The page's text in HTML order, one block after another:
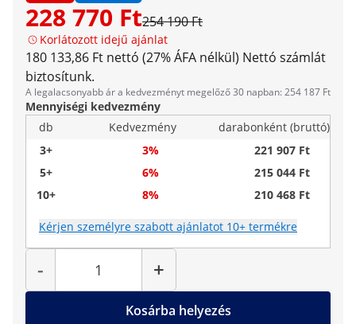
228 770 Ft254 190 Ft
Korlátozott idejű ajánlat
180 133,86 Ft nettó (27% ÁFA nélkül) Nettó számlát
biztosítunk.
A legalacsonyabb ár a kedvezményt megelőző 30 napban: 254 187 Ft
Mennyiségi kedvezmény
db
Kedvezmény
darabonként (bruttó)
3+
3%
221 907 Ft
5+
6%
215 044 Ft
10+
8% 210 468 Ft
Kérjen személyre szabott ajánlatot 10+ termékre
-
Mennyiség
+
Kosárba helyezés